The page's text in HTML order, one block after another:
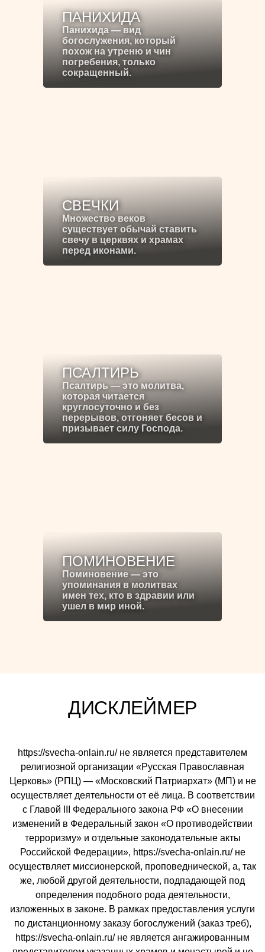
ПАНИХИДА
Панихида — вид
богослужения, который
похож на утреню и чин
погребения, только
сокращенный.
СВЕЧКИ
Множество веков
существует обычай ставить
свечу в церквях и храмах
перед иконами.
ПСАЛТИРЬ
Псалтирь — это молитва,
которая читается
круглосуточно и без
перерывов, отгоняет бесов и
призывает силу Господа.
ПОМИНОВЕНИЕ
Поминовение — это
упоминания в молитвах
имен тех, кто в здравии или
ушел в мир иной.
ДИСКЛЕЙМЕР
https://svecha-onlain.ru/ не является представителем
религиозной организации «Русская Православная
Церковь» (РПЦ) — «Московский Патриархат» (МП) и не
осуществляет деятельности от её лица. В соответствии
с Главой III Федерального закона РФ «О внесении
изменений в Федеральный закон «О противодействии
терроризму» и отдельные законодательные акты
Российской Федерации», https://svecha-onlain.ru/ не
осуществляет миссионерской, проповеднической, а, так
же, любой другой деятельности, подпадающей под
определения подобного рода деятельности,
изложенных в законе. В рамках предоставления услуги
по дистанционному заказу богослужений (заказ треб),
https://svecha-onlain.ru/ не является ангажированным